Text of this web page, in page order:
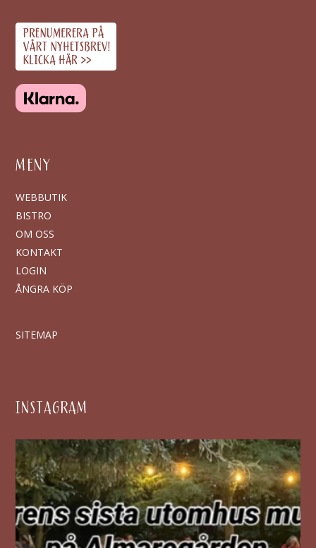
MENY
WEBBUTIK
BISTRO
OM OSS
KONTAKT
LOGIN
ÅNGRA KÖP
SITEMAP
INSTAGRAM